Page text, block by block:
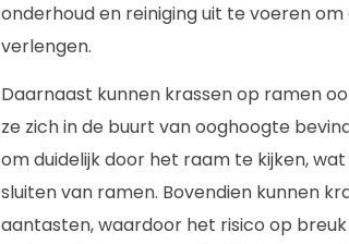
onderhoud en reiniging uit te voeren
verlengen.
Daarnaast kunnen krassen op ramen
ze zich in de buurt van ooghoogte
om duidelijk door het raam te kijken,
sluiten van ramen. Bovendien kunnen
aantasten, waardoor het risico op